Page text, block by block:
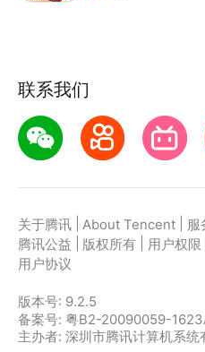
联系我们
关于腾讯 About Tencent 服
腾讯公益
版权所有 用户权限
用户协议
版本号: 9.2.5
备案号: 粤B2-20090059-
主办者: 深圳市腾讯计算机系统